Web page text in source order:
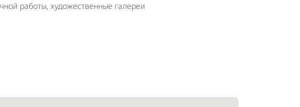
работы, художественные галереи